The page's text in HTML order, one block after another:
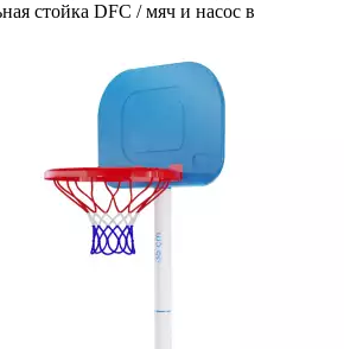
стойка DFC / мяч и насос в